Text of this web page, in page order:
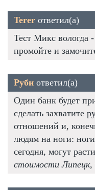
Terer ответил(а)
Тест Микс вологда
промойте и
Руби ответил(а)
Один банк будет
сделать захватите
отношений и,
людям на ноги:
сегодня, могут
стоимости Липецк,